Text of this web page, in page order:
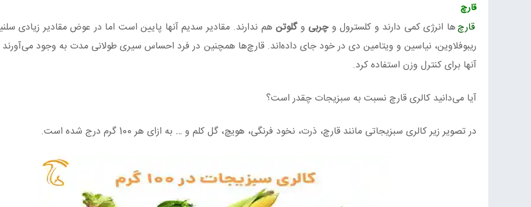
قارچ
قارچ‌ها انرژی کمی دارند و کلسترول وچربی وگلوتنهم ندارند. مقادیر سدیم آنها پایین است اما در عوض مقادیر زیادی
ریبوفلاوین، نیاسین و ویتامین دی در خود جای‌ داده‌اند. قارچ‌ها همچنین در فرد احساس سیری طولانی‌ مدت به وجود می‌آورند
آنها برای کنترل وزن استفاده کرد.
آیا می‌دانید کالری قارچ نسبت به سبزیجات چقدر است؟
در تصویر زیر کالری سبزیجاتی مانند قارچ، ذرت، نخود فرنگی، هویچ، گل کلم و … به ازای هر 100 گرم درج شده است.